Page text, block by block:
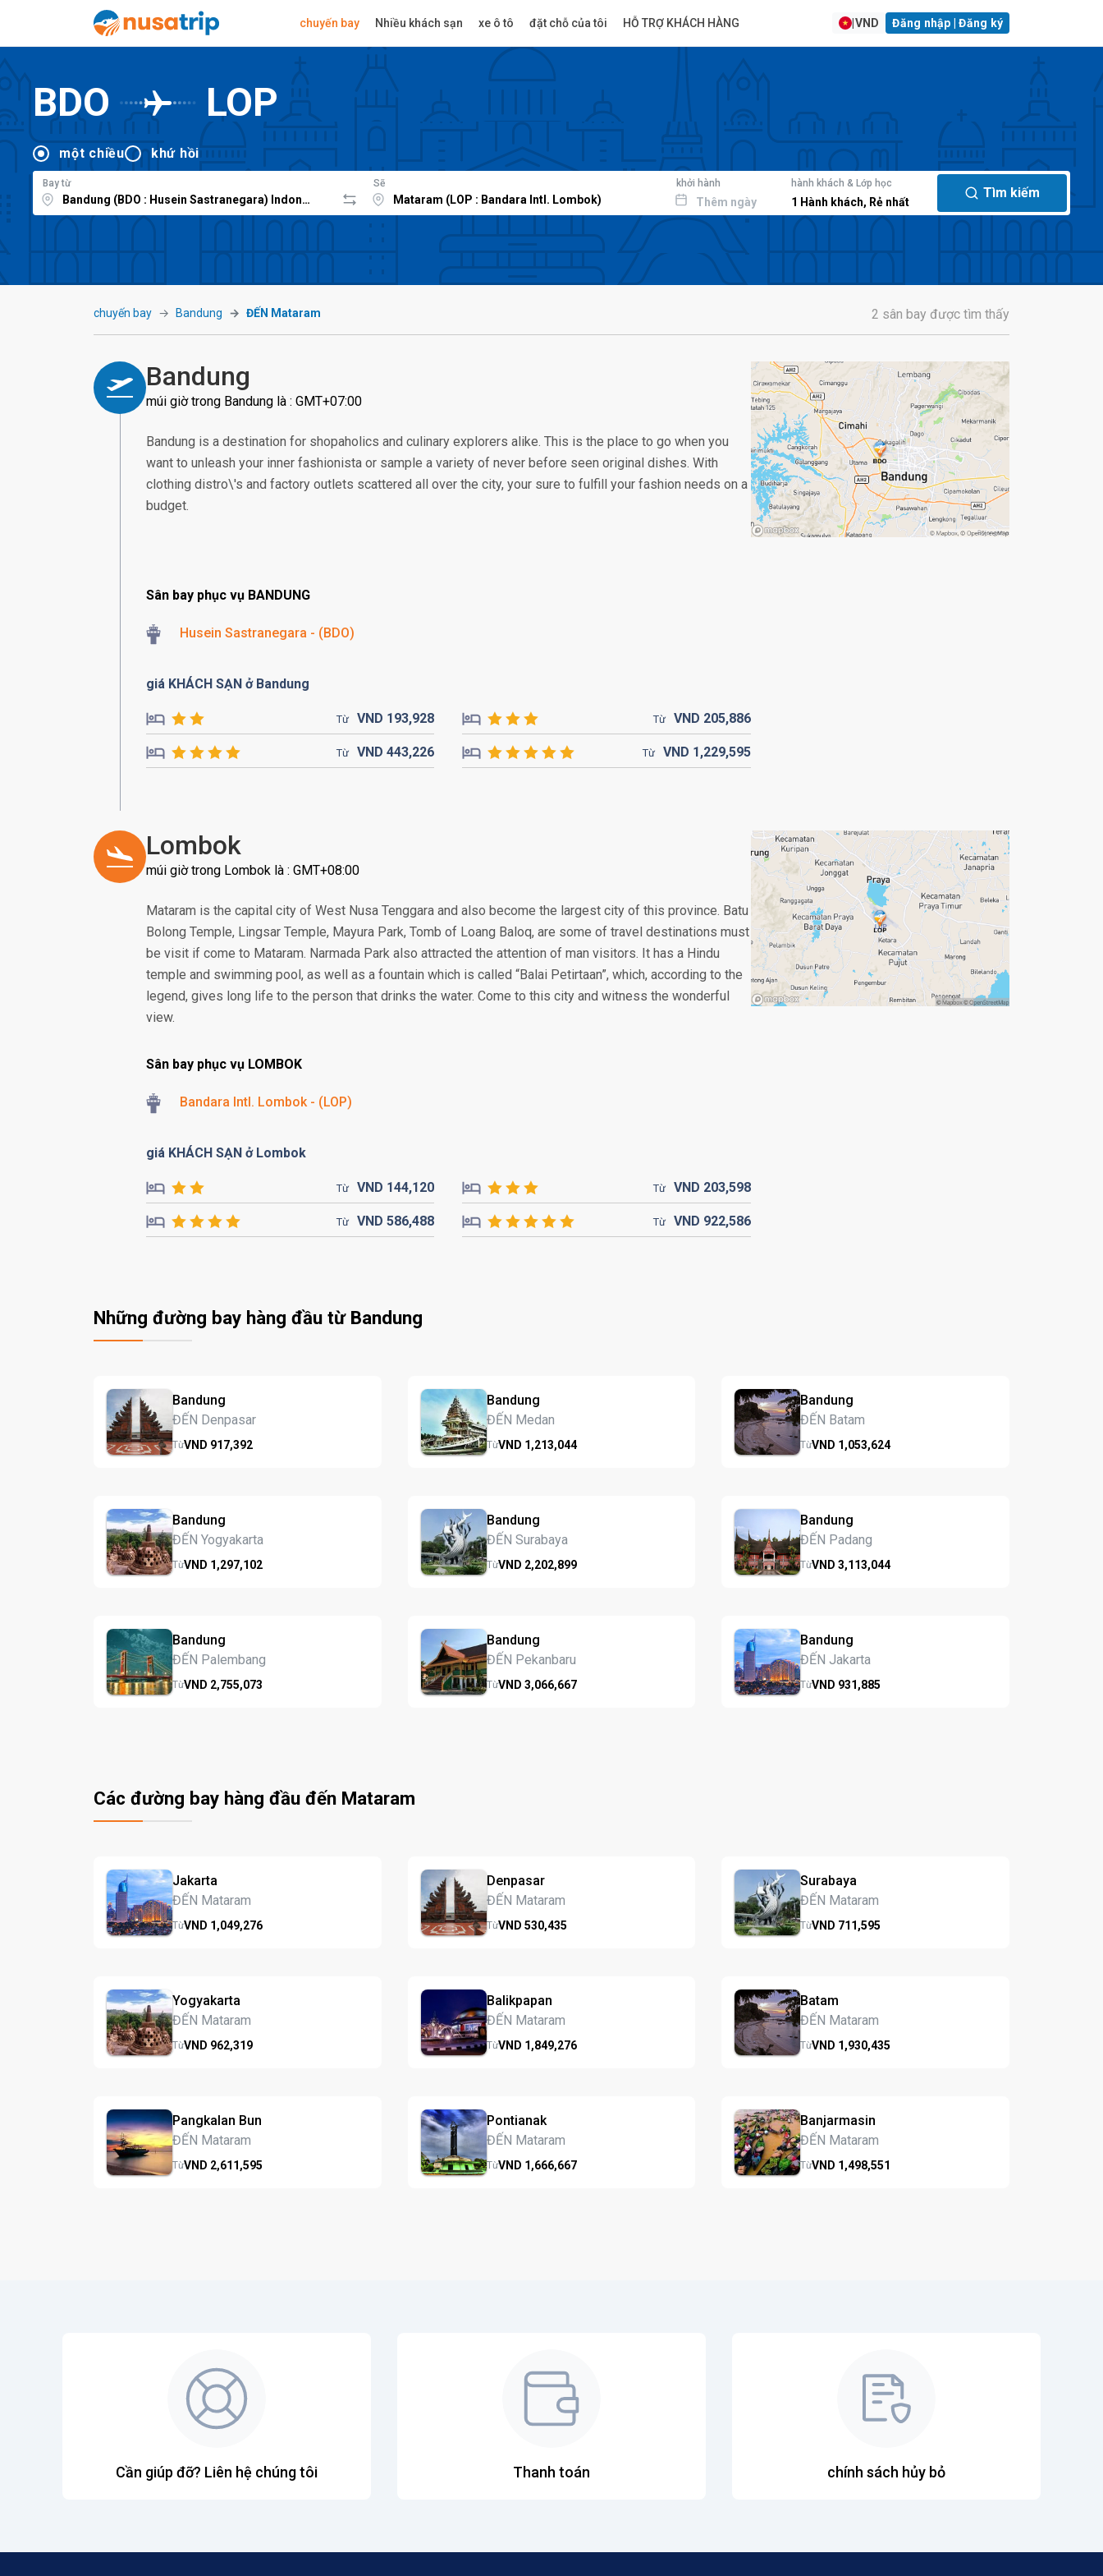
chuyến bay Nhiều khách sạn xe ô tô đặt chỗ của tôi HỖ TRỢ KHÁCH HÀNG VND Đăng nhập | Đăng ký
BDO LOP
một chiều khứ hồi
Bay từ Sẽ khởi hành
Thêm ngày
hành khách & Lớp học
1 Hành khách, Rẻ nhất
Tìm kiếm
chuyến bay Bandung ĐẾN Mataram 2 sân bay được tìm thấy
Bandung
múi giờ trong Bandung là : GMT+07:00
Bandung is a destination for shopaholics and culinary explorers alike. This is the place to go when you
want to unleash your inner fashionista or sample a variety of never before seen original dishes. With
clothing distro\'s and factory outlets scattered all over the city, your sure to fulfill your fashion needs on a
budget.
Sân bay phục vụ BANDUNG
Husein Sastranegara - (BDO)
giá KHÁCH SẠN ở Bandung
Từ VND 193,928 Từ VND 205,886
Từ VND443,226 Từ VND 1,229,595
Lombok
múi giờ trong Lombok là : GMT+08:00
Mataram is the capital city of West Nusa Tenggara and also become the largest city of this province. Batu
Bolong Temple, Lingsar Temple, Mayura Park, Tomb of Loang Baloq, are some of travel destinations must
be visit if come to Mataram. Narmada Park also attracted the attention of man visitors. It has a Hindu
temple and swimming pool, as well as a fountain which is called “Balai Petirtaan”, which, according to the
legend, gives long life to the person that drinks the water. Come to this city and witness the wonderful
view.
Sân bay phục vụ LOMBOK
Bandara Intl. Lombok - (LOP)
giá KHÁCH SẠN ở Lombok
Từ VND 144,120 Từ VND 203,598
Từ VND586,488 Từ VND 922,586
Những đường bay hàng đầu từ Bandung
Bandung
ĐẾN Denpasar
TừVND 917,392
Bandung
ĐẾN Medan
TừVND 1,213,044
Bandung
ĐẾN Batam
TừVND 1,053,624
Bandung
ĐẾN Yogyakarta
TừVND 1,297,102
Bandung
ĐẾN Surabaya
TừVND 2,202,899
Bandung
ĐẾN Padang
TừVND3,113,044
Bandung
ĐẾN Palembang
TừVND 2,755,073
Bandung
ĐẾN Pekanbaru
TừVND 3,066,667
Bandung
ĐẾN Jakarta
TừVND 931,885
Các đường bay hàng đầu đến Mataram
Jakarta
ĐẾN Mataram
TừVND 1,049,276
Denpasar
ĐẾN Mataram
TừVND 530,435
Surabaya
ĐẾN Mataram
TừVND 711,595
Yogyakarta
ĐẾN Mataram
TừVND 962,319
Balikpapan
ĐẾN Mataram
TừVND 1,849,276
Batam
ĐẾN Mataram
TừVND 1,930,435
Pangkalan Bun
ĐẾN Mataram
TừVND 2,611,595
Pontianak
ĐẾN Mataram
TừVND 1,666,667
Banjarmasin
ĐẾN Mataram
TừVND 1,498,551
Cần giúp đỡ? Liên hệ chúng tôi Thanh toán chính sách hủy bỏ